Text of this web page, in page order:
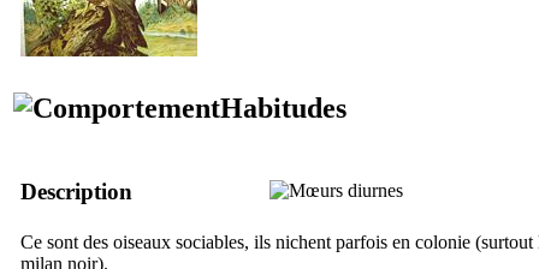
Habitudes
Description
Ce sont des oiseaux sociables, ils nichent parfois en colonie (surtout
milan noir).